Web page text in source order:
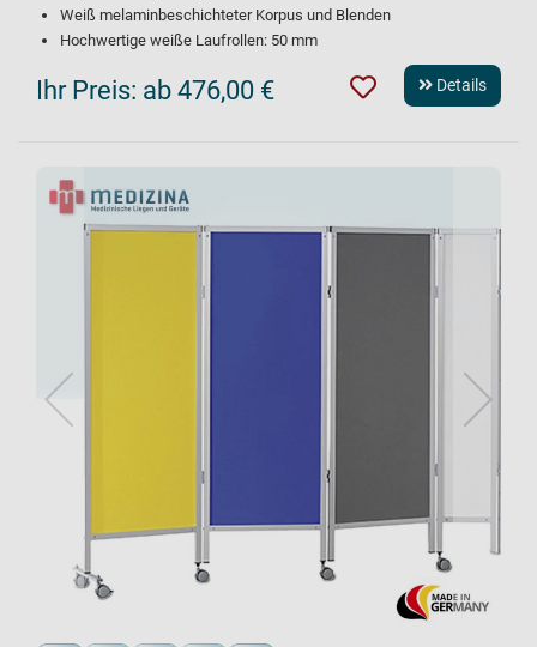
Weiß melaminbeschichteter Korpus und Blenden
Hochwertige weiße Laufrollen: 50 mm
Ihr Preis: ab 476,00 € Details